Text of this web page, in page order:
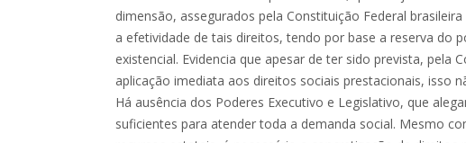
dimensão, assegurados pela Constituição Federal brasileira
a efetividade de tais direitos, tendo por base a reserva do
existencial. Evidencia que apesar de ter sido prevista, pela
aplicação imediata aos direitos sociais prestacionais, isso
Há ausência dos Poderes Executivo e Legislativo, que
suficientes para atender toda a demanda social. Mesmo